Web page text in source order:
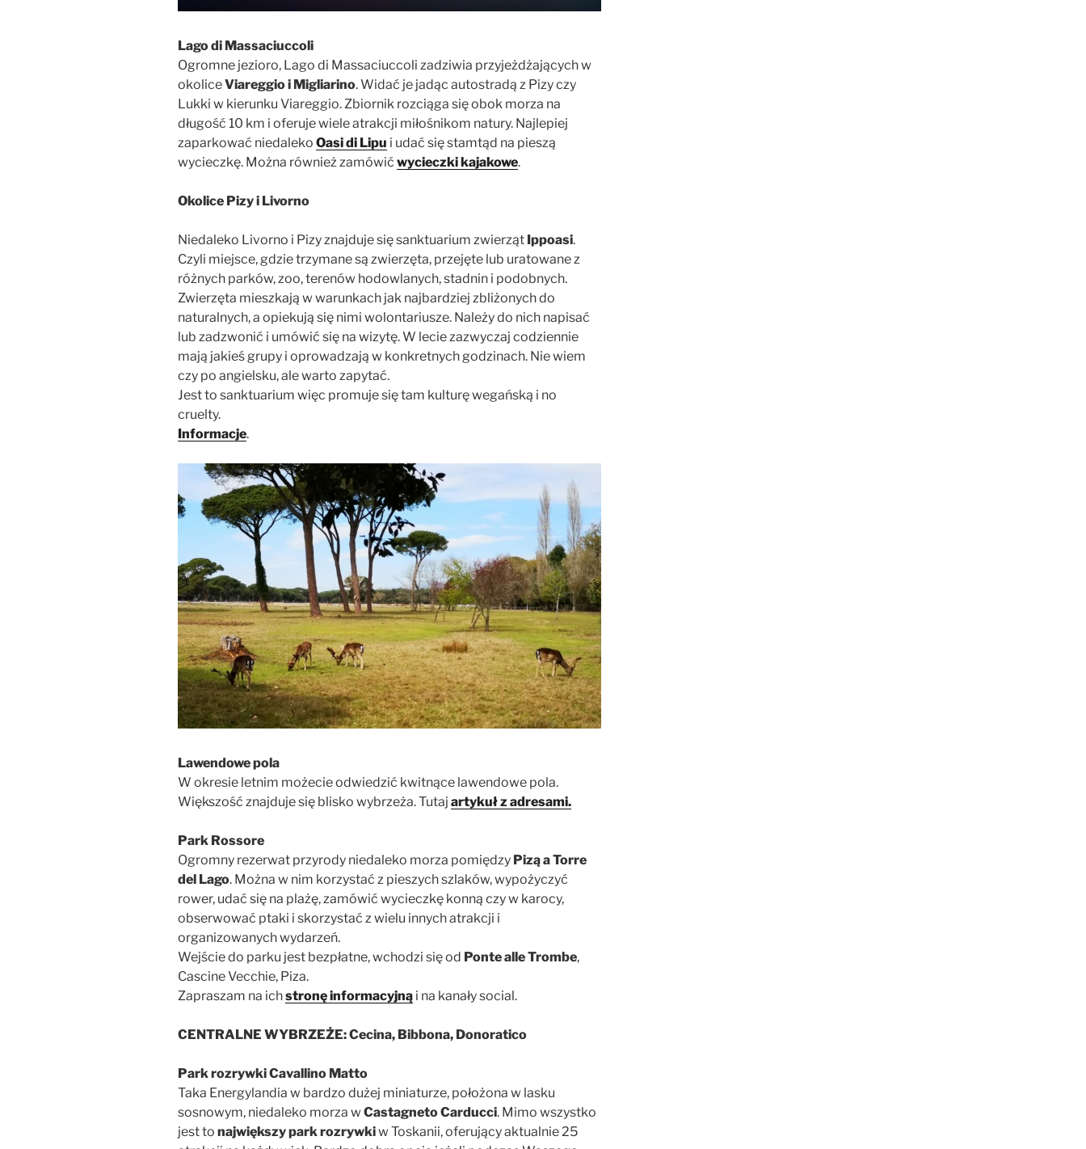
Lago di Massaciuccoli
Ogromne jezioro, Lago di Massaciuccoli zadziwia przyjeżdżających w
okoliceViareggio i Migliarino. Widać je jadąc autostradą z Pizy czy
Lukki w kierunku Viareggio. Zbiornik rozciąga się obok morza na
długość 10 km i oferuje wiele atrakcji miłośnikom natury. Najlepiej
zaparkować niedaleko Oasi di Lipu i udać się stamtąd na pieszą
wycieczkę. Można również zamówić wycieczki kajakowe.
Okolice Pizy i Livorno
Niedaleko Livorno i Pizy znajduje się sanktuarium zwierząt Ippoasi.
Czyli miejsce, gdzie trzymane są zwierzęta, przejęte lub uratowane z
różnych parków, zoo, terenów hodowlanych, stadnin i podobnych.
Zwierzęta mieszkają w warunkach jak najbardziej zbliżonych do
naturalnych, a opiekują się nimi wolontariusze. Należy do nich napisać
lub zadzwonić i umówić się na wizytę. W lecie zazwyczaj codziennie
mają jakieś grupy i oprowadzają w konkretnych godzinach. Nie wiem
czy po angielsku, ale warto zapytać.
Jest to sanktuarium więc promuje się tam kulturę wegańską i no
cruelty.
Informacje.
Lawendowe pola
W okresie letnim możecie odwiedzić kwitnące lawendowe pola.
Większość znajduje się blisko wybrzeża. Tutaj artykuł z adresami.
Park Rossore
Ogromny rezerwat przyrody niedaleko morza pomiędzy Pizą a Torre
del Lago. Można w nim korzystać z pieszych szlaków, wypożyczyć
rower, udać się na plażę, zamówić wycieczkę konną czy w karocy,
obserwować ptaki i skorzystać z wielu innych atrakcji i
organizowanych wydarzeń.
Wejście do parku jest bezpłatne, wchodzi się od Ponte alle Trombe,
Cascine Vecchie, Piza.
Zapraszam na ichstronę informacyjną i na kanały social.
CENTRALNE WYBRZEŻE: Cecina, Bibbona, Donoratico
Park rozrywki Cavallino Matto
Taka Energylandia w bardzo dużej miniaturze, położona w lasku
sosnowym, niedaleko morza w Castagneto Carducci. Mimo wszystko
jest to największy park rozrywkiw Toskanii, oferujący aktualnie 25